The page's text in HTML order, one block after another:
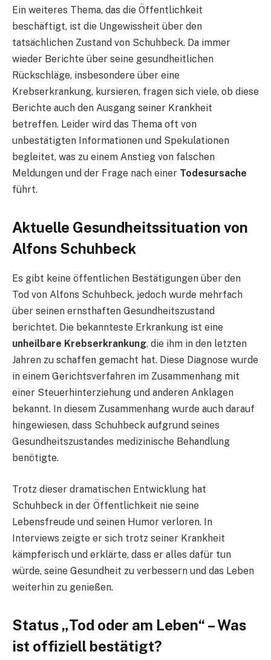
Ein weiteres Thema, das die Öffentlichkeit
beschäftigt, ist die Ungewissheit über den
tatsächlichen Zustand von Schuhbeck. Da immer
wieder Berichte über seine gesundheitlichen
Rückschläge, insbesondere über eine
Krebserkrankung, kursieren, fragen sich viele, ob diese
Berichte auch den Ausgang seiner Krankheit
betreffen. Leider wird das Thema oft von
unbestätigten Informationen und Spekulationen
begleitet, was zu einem Anstieg von falschen
Meldungen und der Frage nach einer Todesursache
führt.
Aktuelle Gesundheitssituation von
Alfons Schuhbeck
Es gibt keine öffentlichen Bestätigungen über den
Tod von Alfons Schuhbeck, jedoch wurde mehrfach
über seinen ernsthaften Gesundheitszustand
berichtet. Die bekannteste Erkrankung ist eine
unheilbare Krebserkrankung, die ihm in den letzten
Jahren zu schaffen gemacht hat. Diese Diagnose wurde
in einem Gerichtsverfahren im Zusammenhang mit
einer Steuerhinterziehung und anderen Anklagen
bekannt. In diesem Zusammenhang wurde auch darauf
hingewiesen, dass Schuhbeck aufgrund seines
Gesundheitszustandes medizinische Behandlung
benötigte.
Trotz dieser dramatischen Entwicklung hat
Schuhbeck in der Öffentlichkeit nie seine
Lebensfreude und seinen Humor verloren. In
Interviews zeigte er sich trotz seiner Krankheit
kämpferisch und erklärte, dass er alles dafür tun
würde, seine Gesundheit zu verbessern und das Leben
weiterhin zu genießen.
Status „Tod oder am Leben“ – Was
ist offiziell bestätigt?